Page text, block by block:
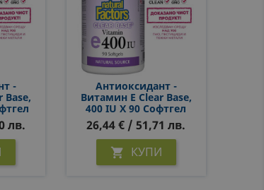
-
Base,
лв.
Антиоксидант -
Витамин E Clear Base,
400 IU Х 90 Софтгел
Капсули
26,44 € / 51,71 лв.
 КУПИ